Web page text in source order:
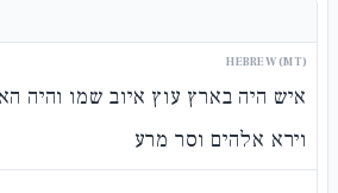
HEBREW (MT)
איש היה בארץ עוץ איוב שמו והיה
וירא אלהים וסר מרע